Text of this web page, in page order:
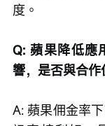
度。
Q: 蘋果降低應
響，是否與合作
A: 蘋果佣金率